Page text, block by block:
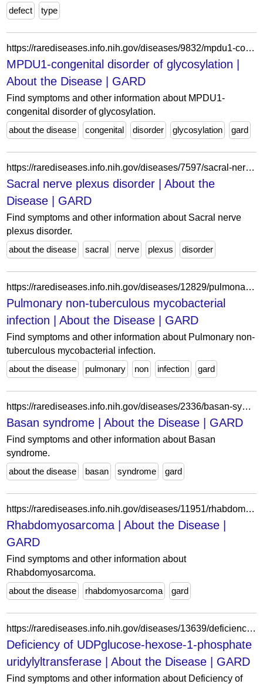
defect type
https://rarediseases.info.nih.gov/diseases/9832/mpdu1-congenital-disorder-of-glycosylation
MPDU1-congenital disorder of glycosylation |
About the Disease | GARD
Find symptoms and other information about MPDU1-
congenital disorder of glycosylation.
about the disease
congenital disorder glycosylation gard
https://rarediseases.info.nih.gov/diseases/7597/sacral-nerve-plexus-disorder
Sacral nerve plexus disorder | About the
Disease | GARD
Find symptoms and other information about Sacral nerve
plexus disorder.
about the disease
sacral nerve plexus disorder
https://rarediseases.info.nih.gov/diseases/12829/pulmonary-non-tuberculous-mycobacterial-infection
Pulmonary non-tuberculous mycobacterial
infection | About the Disease | GARD
Find symptoms and other information about Pulmonary non-
tuberculous mycobacterial infection.
about the disease
pulmonary non infection gard
https://rarediseases.info.nih.gov/diseases/2336/basan-syndrome
Basan syndrome | About the Disease | GARD
Find symptoms and other information about Basan
syndrome.
about the disease
basan syndrome gard
https://rarediseases.info.nih.gov/diseases/11951/rhabdomyosarcoma
Rhabdomyosarcoma | About the Disease |
GARD
Find symptoms and other information about
Rhabdomyosarcoma.
about the disease
rhabdomyosarcoma gard
https://rarediseases.info.nih.gov/diseases/13639/deficiency-of-udpglucose-hexose-1-phosphate-uridylyltransferase
Deficiency of UDPglucose-hexose-1-phosphate
uridylyltransferase | About the Disease | GARD
Find symptoms and other information about Deficiency of